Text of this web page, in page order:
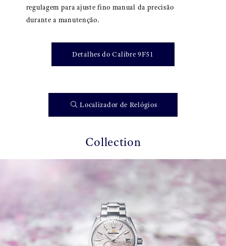
regulagem para ajuste fino manual da precisão
durante a manutenção.
Detalhes do Calibre 9F51
Localizador de Relógios
Collection